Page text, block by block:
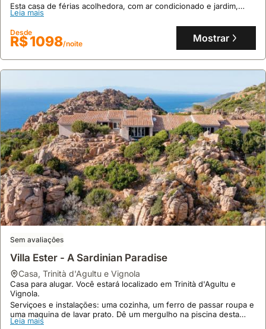
Esta casa de férias acolhedora, com ar condicionado e jardim,
acomoda confortavelmente até 7 pessoas, com cozinha totalmente
Leia mais
Desde
R$ 1098/noite Mostrar
Sem avaliações
Villa Ester - A Sardinian Paradise
casa, Trinità d'Agultu e Vignola
Casa para alugar. Você estará localizado em Trinità d'Agultu e
Vignola.
Serviçoes e instalações: uma cozinha, um ferro de passar roupa e
uma maquina de lavar prato. Dê um mergulho na piscina desta
casa em Trinità d'Agultu e Vignola!
Leia mais